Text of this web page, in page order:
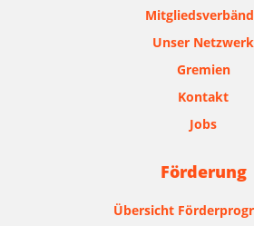
Unser Netzwerk
Gremien
Kontakt
Jobs
Förderung
Übersicht